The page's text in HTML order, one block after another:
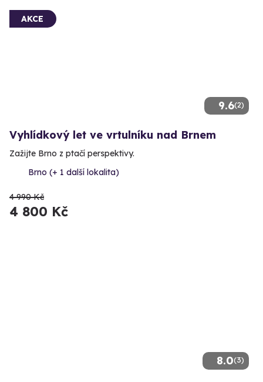
9.6(2)
AKCE
Vyhlídkový let ve vrtulníku nad Brnem
Zažijte Brno z ptačí perspektivy.
Brno (+ 1 další lokalita)
4 990 Kč
4 800 Kč
8.0(3)